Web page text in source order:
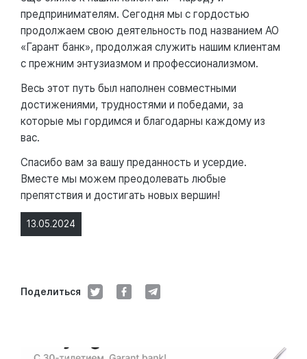
13.05.2024
Поделиться
предпринимателям. Сегодня мы с гордостью
продолжаем свою деятельность под названием АО
«Гарант банк», продолжая служить нашим клиентам
с прежним энтузиазмом и профессионализмом.
Весь этот путь был наполнен совместными
достижениями, трудностями и победами, за
которые мы гордимся и благодарны каждому из
вас.
Спасибо вам за вашу преданность и усердие.
Вместе мы можем преодолевать любые
препятствия и достигать новых вершин!